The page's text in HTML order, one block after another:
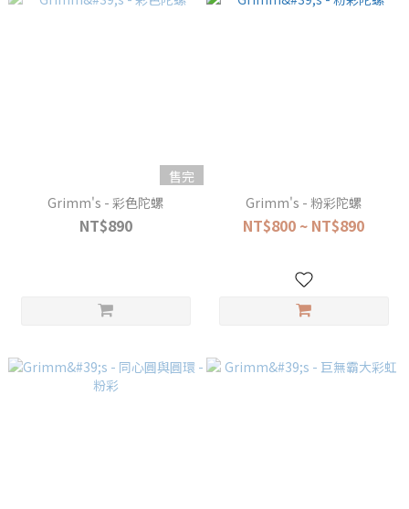
售完
Grimm's - 彩色陀螺
NT$890
Grimm's - 粉彩陀螺
NT$800 ~ NT$890